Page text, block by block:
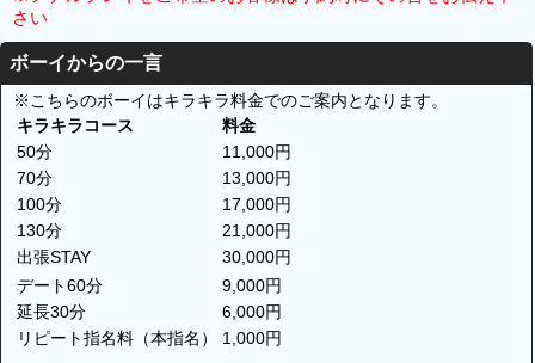
さい
ボーイからの一言
※こちらのボーイはキラキラ料金でのご案内となります。
キラキラコース
料金
50分
11,000円
70分
13,000円
100分
17,000円
130分
21,000円
出張STAY
30,000円
デート60分
9,000円
延長30分
6,000円
リピート指名料（本指名）
1,000円